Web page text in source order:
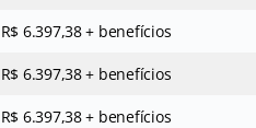
R$ 6.397,38 + benefícios
R$ 6.397,38 + benefícios
R$ 6.397,38 + benefícios